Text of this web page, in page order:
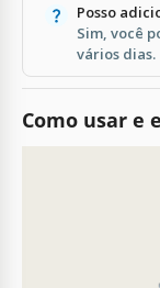
Posso
Sim, você
vários dias.
Como usar e